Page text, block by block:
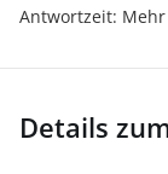
Antwortzeit:
Details